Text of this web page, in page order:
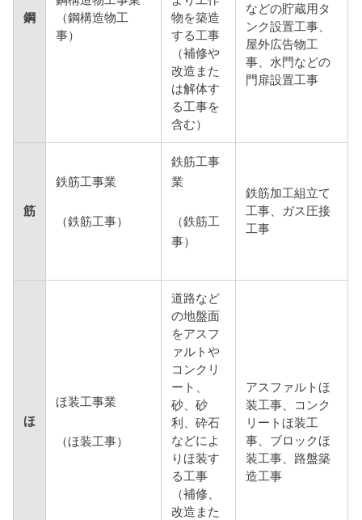
鋼
（鋼構造物工
事）
物を築造
する工事
（補修や
改造また
は解体す
る工事を
含む）
などの貯蔵用タ
ンク設置工事、
屋外広告物工
事、水門などの
門扉設置工事
筋
鉄筋工事業
（鉄筋工事）
鉄筋工事
業
（鉄筋工
事）
鉄筋加工組立て
工事、ガス圧接
工事
ほ
ほ装工事業
（ほ装工事）
道路など
の地盤面
をアスフ
ァルトや
コンクリ
ート、
砂、砂
利、砕石
などによ
りほ装す
る工事
（補修、
改造また
アスファルトほ
装工事、コンク
リートほ装工
事、ブロックほ
装工事、路盤築
造工事